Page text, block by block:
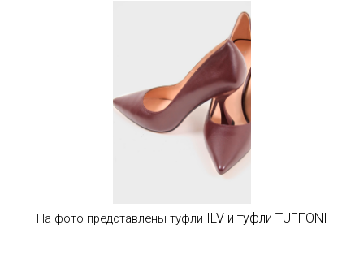
На фото представлены туфли ILV и туфли TUFFONI